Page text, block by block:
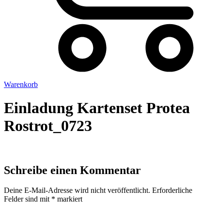
Warenkorb
Einladung Kartenset Protea
Rostrot_0723
Schreibe einen Kommentar
Deine E-Mail-Adresse wird nicht veröffentlicht. Erforderliche
Felder sind mit * markiert